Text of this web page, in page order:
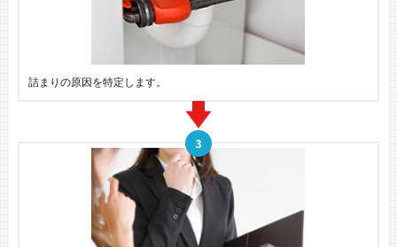
詰まりの原因を特定します。